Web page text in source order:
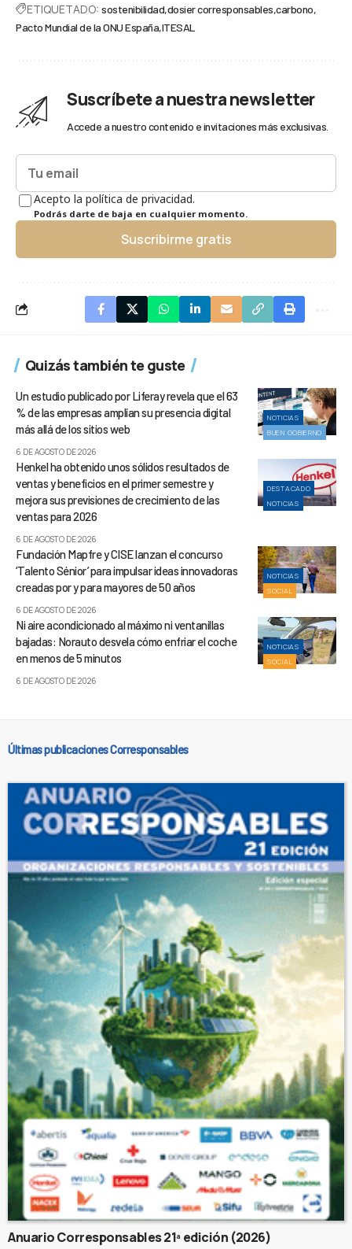
ETIQUETADO: sostenibilidad dosier corresponsables carbono
Pacto Mundial de la ONU España ITESAL
Suscríbete a nuestra newsletter
Accede a nuestro contenido e invitaciones más exclusivas.
Acepto la política de privacidad.
Podrás darte de baja en cualquier momento.
Suscribirme gratis
Quizás también te guste
NOTICIAS
BUEN GOBIERNO
Un estudio publicado por Liferay revela que el 63
% de las empresas amplían su presencia digital
más allá de los sitios web
6 DE AGOSTO DE 2026
DESTACADO
NOTICIAS
Henkel ha obtenido unos sólidos resultados de
ventas y beneficios en el primer semestre y
mejora sus previsiones de crecimiento de las
ventas para 2026
6 DE AGOSTO DE 2026
NOTICIAS
SOCIAL
Fundación Mapfre y CISE lanzan el concurso
‘Talento Sénior’ para impulsar ideas innovadoras
creadas por y para mayores de 50 años
6 DE AGOSTO DE 2026
NOTICIAS
SOCIAL
Ni aire acondicionado al máximo ni ventanillas
bajadas: Norauto desvela cómo enfriar el coche
en menos de 5 minutos
6 DE AGOSTO DE 2026
Últimas publicaciones Corresponsables
Anuario Corresponsables 21ª edición (2026)